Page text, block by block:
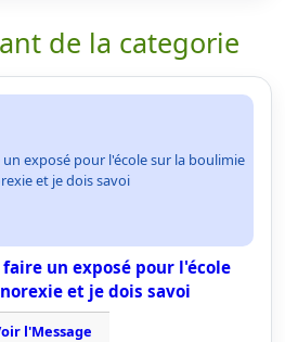
de la categorie
un exposé pour l'école sur la boulimie
et je dois savoi
un exposé pour l'école
et je dois savoi
l'Message